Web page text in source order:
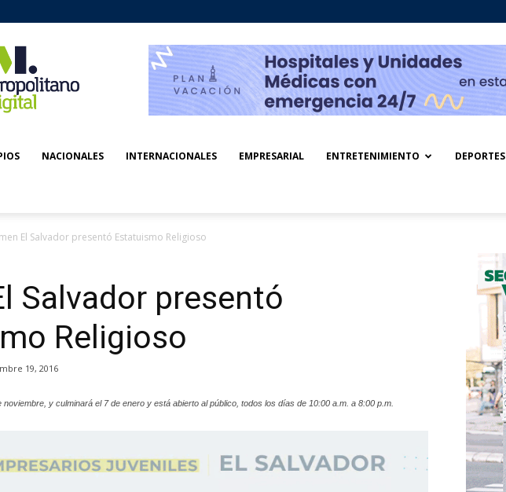
NACIONALES INTERNACIONALES EMPRESARIAL ENTRETENIMIENTO DEPORTES
El Salvador presentó Estatuismo Religioso
Salvador presentó
Religioso
19, 2016
y culminará el 7 de enero y está abierto al público, todos los días de 10:00 a.m. a 8:00 p.m.